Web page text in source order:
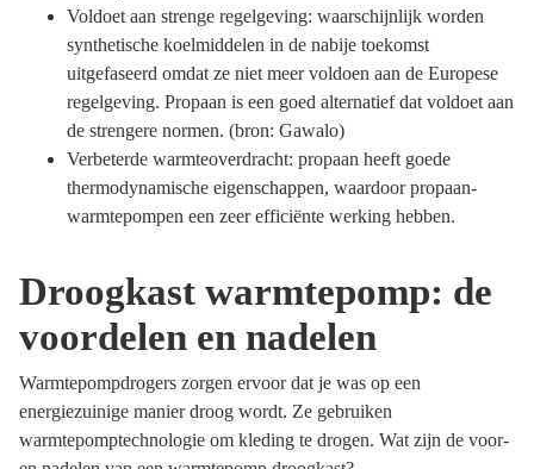
Voldoet aan strenge regelgeving: waarschijnlijk worden
synthetische koelmiddelen in de nabije toekomst
uitgefaseerd omdat ze niet meer voldoen aan de Europese
regelgeving. Propaan is een goed alternatief dat voldoet aan
de strengere normen. (bron: Gawalo)
Verbeterde warmteoverdracht: propaan heeft goede
thermodynamische eigenschappen, waardoor propaan-
warmtepompen een zeer efficiënte werking hebben.
Droogkast warmtepomp: de
voordelen en nadelen
Warmtepompdrogers zorgen ervoor dat je was op een
energiezuinige manier droog wordt. Ze gebruiken
warmtepomptechnologie om kleding te drogen. Wat zijn de voor-